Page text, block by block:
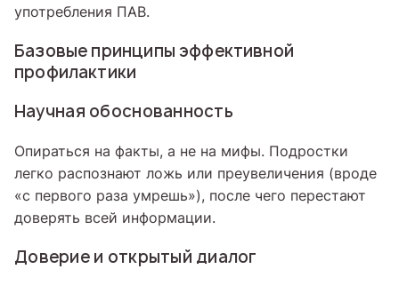
употребления ПАВ.
Базовые принципы эффективной
профилактики
Научная обоснованность
Опираться на факты, а не на мифы. Подростки
легко распознают ложь или преувеличения (вроде
«с первого раза умрешь»), после чего перестают
доверять всей информации.
Доверие и открытый диалог